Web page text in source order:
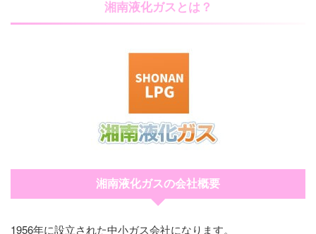
湘南液化ガスとは？
湘南液化ガスの会社概要
1956年に設立された中小ガス会社になります。